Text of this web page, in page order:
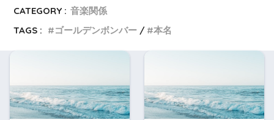
CATEGORY : 音楽関係
TAGS :
ゴールデンボンバー 本名